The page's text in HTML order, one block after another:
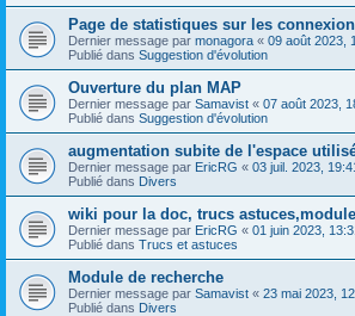
Page de statistiques sur les
Dernier message par monagora « 09 août 2023,
Publié dans Suggestion d'évolution
Ouverture du plan MAP
Dernier message par Samavist « 07 août 2023,
Publié dans Suggestion d'évolution
augmentation subite de l'espace
Dernier message par EricRG « 03 juil. 2023,
Publié dans Divers
wiki pour la doc, trucs
Dernier message par EricRG « 01 juin 2023,
Publié dans Trucs et astuces
Module de recherche
Dernier message par Samavist « 23 mai 2023,
Publié dans Divers